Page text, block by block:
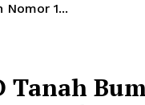
Nomor 1...
Tanah